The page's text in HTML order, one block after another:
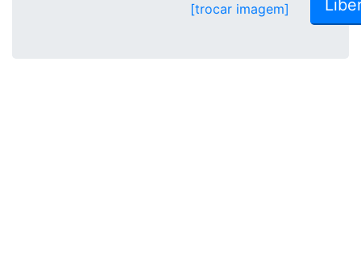
[trocar imagem]